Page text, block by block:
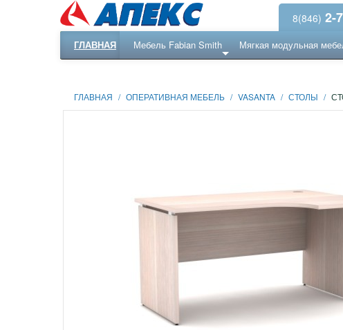
8(846) 2-
ГЛАВНАЯ Мебель Fabian Smith Мягкая модульная
ГЛАВНАЯ / ОПЕРАТИВНАЯ МЕБЕЛЬ / VASANTA / СТОЛЫ /